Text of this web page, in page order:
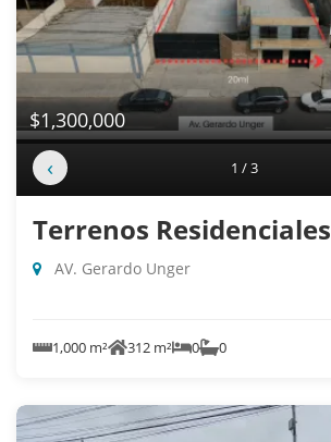
$1,300,000
‹ 1 / 3
Terrenos Residenciales
AV. Gerardo Unger
1,000 m² 312 m² 0 0